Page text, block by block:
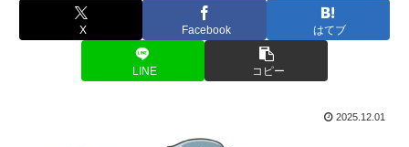
X Facebook はてブ
LINE コピー
2025.12.01